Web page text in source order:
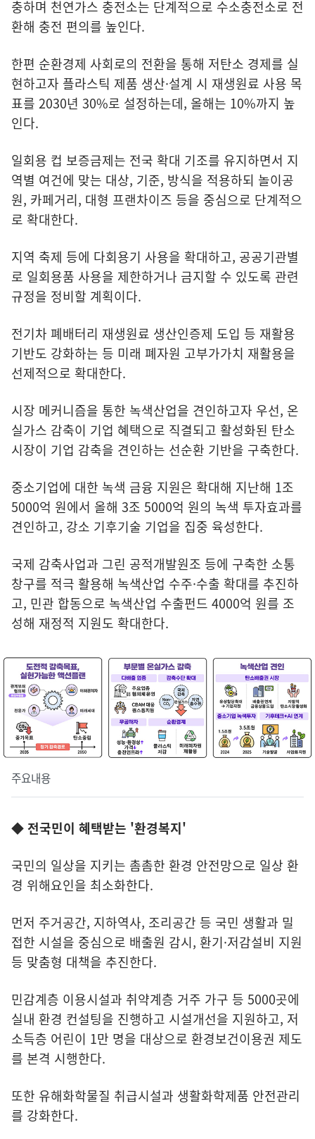
충하며 천연가스 충전소는 단계적으로 수소충전소로 전
환해 충전 편의를 높인다.
한편 순환경제 사회로의 전환을 통해 저탄소 경제를 실
현하고자 플라스틱 제품 생산·설계 시 재생원료 사용 목
표를 2030년 30%로 설정하는데, 올해는 10%까지 높
인다.
일회용 컵 보증금제는 전국 확대 기조를 유지하면서 지
역별 여건에 맞는 대상, 기준, 방식을 적용하되 놀이공
원, 카페거리, 대형 프랜차이즈 등을 중심으로 단계적으
로 확대한다.
지역 축제 등에 다회용기 사용을 확대하고, 공공기관별
로 일회용품 사용을 제한하거나 금지할 수 있도록 관련
규정을 정비할 계획이다.
전기차 폐배터리 재생원료 생산인증제 도입 등 재활용
기반도 강화하는 등 미래 폐자원 고부가가치 재활용을
선제적으로 확대한다.
시장 메커니즘을 통한 녹색산업을 견인하고자 우선, 온
실가스 감축이 기업 혜택으로 직결되고 활성화된 탄소
시장이 기업 감축을 견인하는 선순환 기반을 구축한다.
중소기업에 대한 녹색 금융 지원은 확대해 지난해 1조
5000억 원에서 올해 3조 5000억 원의 녹색 투자효과를
견인하고, 강소 기후기술 기업을 집중 육성한다.
국제 감축사업과 그린 공적개발원조 등에 구축한 소통
창구를 적극 활용해 녹색산업 수주·수출 확대를 추진하
고, 민관 합동으로 녹색산업 수출펀드 4000억 원를 조
성해 재정적 지원도 확대한다.
주요내용
◆ 전국민이 혜택받는 '환경복지'
국민의 일상을 지키는 촘촘한 환경 안전망으로 일상 환
경 위해요인을 최소화한다.
먼저 주거공간, 지하역사, 조리공간 등 국민 생활과 밀
접한 시설을 중심으로 배출원 감시, 환기·저감설비 지원
등 맞춤형 대책을 추진한다.
민감계층 이용시설과 취약계층 거주 가구 등 5000곳에
실내 환경 컨설팅을 진행하고 시설개선을 지원하고, 저
소득층 어린이 1만 명을 대상으로 환경보건이용권 제도
를 본격 시행한다.
또한 유해화학물질 취급시설과 생활화학제품 안전관리
를 강화한다.